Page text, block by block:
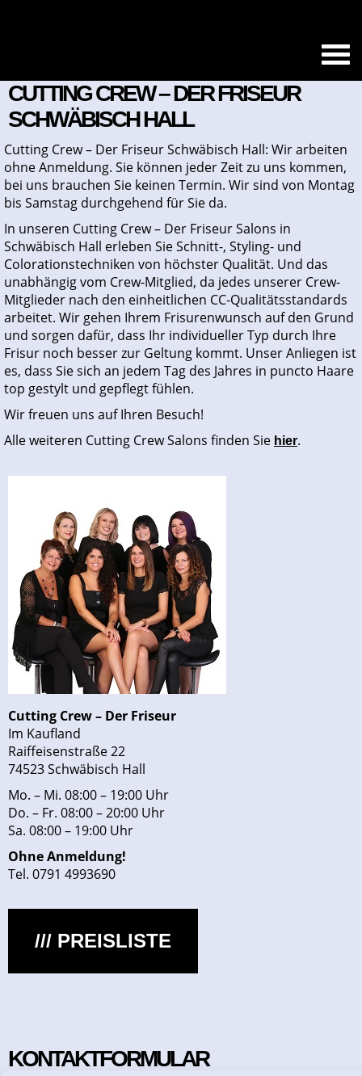
CUTTING CREW – DER FRISEUR
SCHWÄBISCH HALL
Cutting Crew – Der Friseur Schwäbisch Hall: Wir arbeiten
ohne Anmeldung. Sie können jeder Zeit zu uns kommen,
bei uns brauchen Sie keinen Termin. Wir sind von Montag
bis Samstag durchgehend für Sie da.
In unseren Cutting Crew – Der Friseur Salons in
Schwäbisch Hall erleben Sie Schnitt-, Styling- und
Colorationstechniken von höchster Qualität. Und das
unabhängig vom Crew-Mitglied, da jedes unserer Crew-
Mitglieder nach den einheitlichen CC-Qualitätsstandards
arbeitet. Wir gehen Ihrem Frisurenwunsch auf den Grund
und sorgen dafür, dass Ihr individueller Typ durch Ihre
Frisur noch besser zur Geltung kommt. Unser Anliegen ist
es, dass Sie sich an jedem Tag des Jahres in puncto Haare
top gestylt und gepflegt fühlen.
Wir freuen uns auf Ihren Besuch!
Alle weiteren Cutting Crew Salons finden Sie hier.
Cutting Crew – Der Friseur
Im Kaufland
Raiffeisenstraße 22
74523 Schwäbisch Hall
Mo. – Mi. 08:00 – 19:00 Uhr
Do. – Fr. 08:00 – 20:00 Uhr
Sa. 08:00 – 19:00 Uhr
Ohne Anmeldung!
Tel. 0791 4993690
/// PREISLISTE
KONTAKTFORMULAR